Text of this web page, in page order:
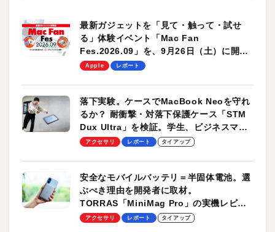
最新ガジェットを「見て・触って・試せ
る」体験イベント「Mac Fan
Fes.2026.09」を、9月26日（土）に開催
します！
Apple レポート
落下実験。ケースでMacBook Neoを守れ
るか？ 耐衝撃・対落下保護ケース「STM
Dux Ultra」を検証。学生、ビジネスマン
のモバイルユースに最適！
アクセサリ レポート タイアップ
安全なモバイルバッテリ＝半固体電池。選
ぶべき理由を開発者に取材。
TORRAS「MiniMag Pro」の実機レビュ
ーも
アクセサリ レポート タイアップ